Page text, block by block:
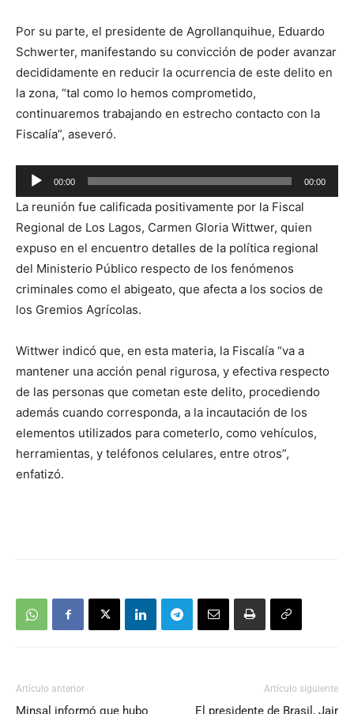
Por su parte, el presidente de Agrollanquihue, Eduardo
Schwerter, manifestando su convicción de poder avanzar
decididamente en reducir la ocurrencia de este delito en
la zona, “tal como lo hemos comprometido,
continuaremos trabajando en estrecho contacto con la
Fiscalía”, aseveró.
Reproductor
de
audio
00:00 00:00
La reunión fue calificada positivamente por la Fiscal
Regional de Los Lagos, Carmen Gloria Wittwer, quien
expuso en el encuentro detalles de la política regional
del Ministerio Público respecto de los fenómenos
criminales como el abigeato, que afecta a los socios de
los Gremios Agrícolas.
Wittwer indicó que, en esta materia, la Fiscalía “va a
mantener una acción penal rigurosa, y efectiva respecto
de las personas que cometan este delito, procediendo
además cuando corresponda, a la incautación de los
elementos utilizados para cometerlo, como vehículos,
herramientas, y teléfonos celulares, entre otros”,
enfatizó.
Artículo anterior
Minsal informó que hubo
Artículo siguiente
El presidente de Brasil, Jair